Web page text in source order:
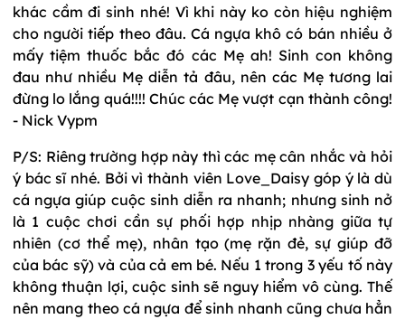
khác cầm đi sinh nhé! Vì khi này ko còn hiệu nghiệm
cho người tiếp theo đâu. Cá ngựa khô có bán nhiều ở
mấy tiệm thuốc bắc đó các Mẹ ah! Sinh con không
đau như nhiều Mẹ diễn tả đâu, nên các Mẹ tương lai
đừng lo lắng quá!!!! Chúc các Mẹ vượt cạn thành công!
- Nick Vypm
P/S: Riêng trường hợp này thì các mẹ cân nhắc và hỏi
ý bác sĩ nhé. Bởi vì thành viên Love_Daisy góp ý là dù
cá ngựa giúp cuộc sinh diễn ra nhanh; nhưng sinh nở
là 1 cuộc chơi cần sự phối hợp nhịp nhàng giữa tự
nhiên (cơ thể mẹ), nhân tạo (mẹ rặn đẻ, sự giúp đỡ
của bác sỹ) và của cả em bé. Nếu 1 trong 3 yếu tố này
không thuận lợi, cuộc sinh sẽ nguy hiểm vô cùng. Thế
nên mang theo cá ngựa để sinh nhanh cũng chưa hẳn